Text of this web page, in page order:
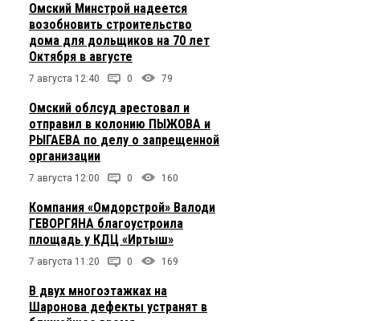
Омский Минстрой надеется
возобновить строительство
дома для дольщиков на 70 лет
Октября в августе
7 августа 12:40 0 79
Омский облсуд арестовал и
отправил в колонию ПЫЖОВА и
РЫГАЕВА по делу о запрещенной
организации
7 августа 12:00 0 160
Компания «Омдорстрой» Валоди
ГЕВОРГЯНА благоустроила
площадь у КДЦ «Иртыш»
7 августа 11:20 0 169
В двух многоэтажках на
Шаронова дефекты устранят в